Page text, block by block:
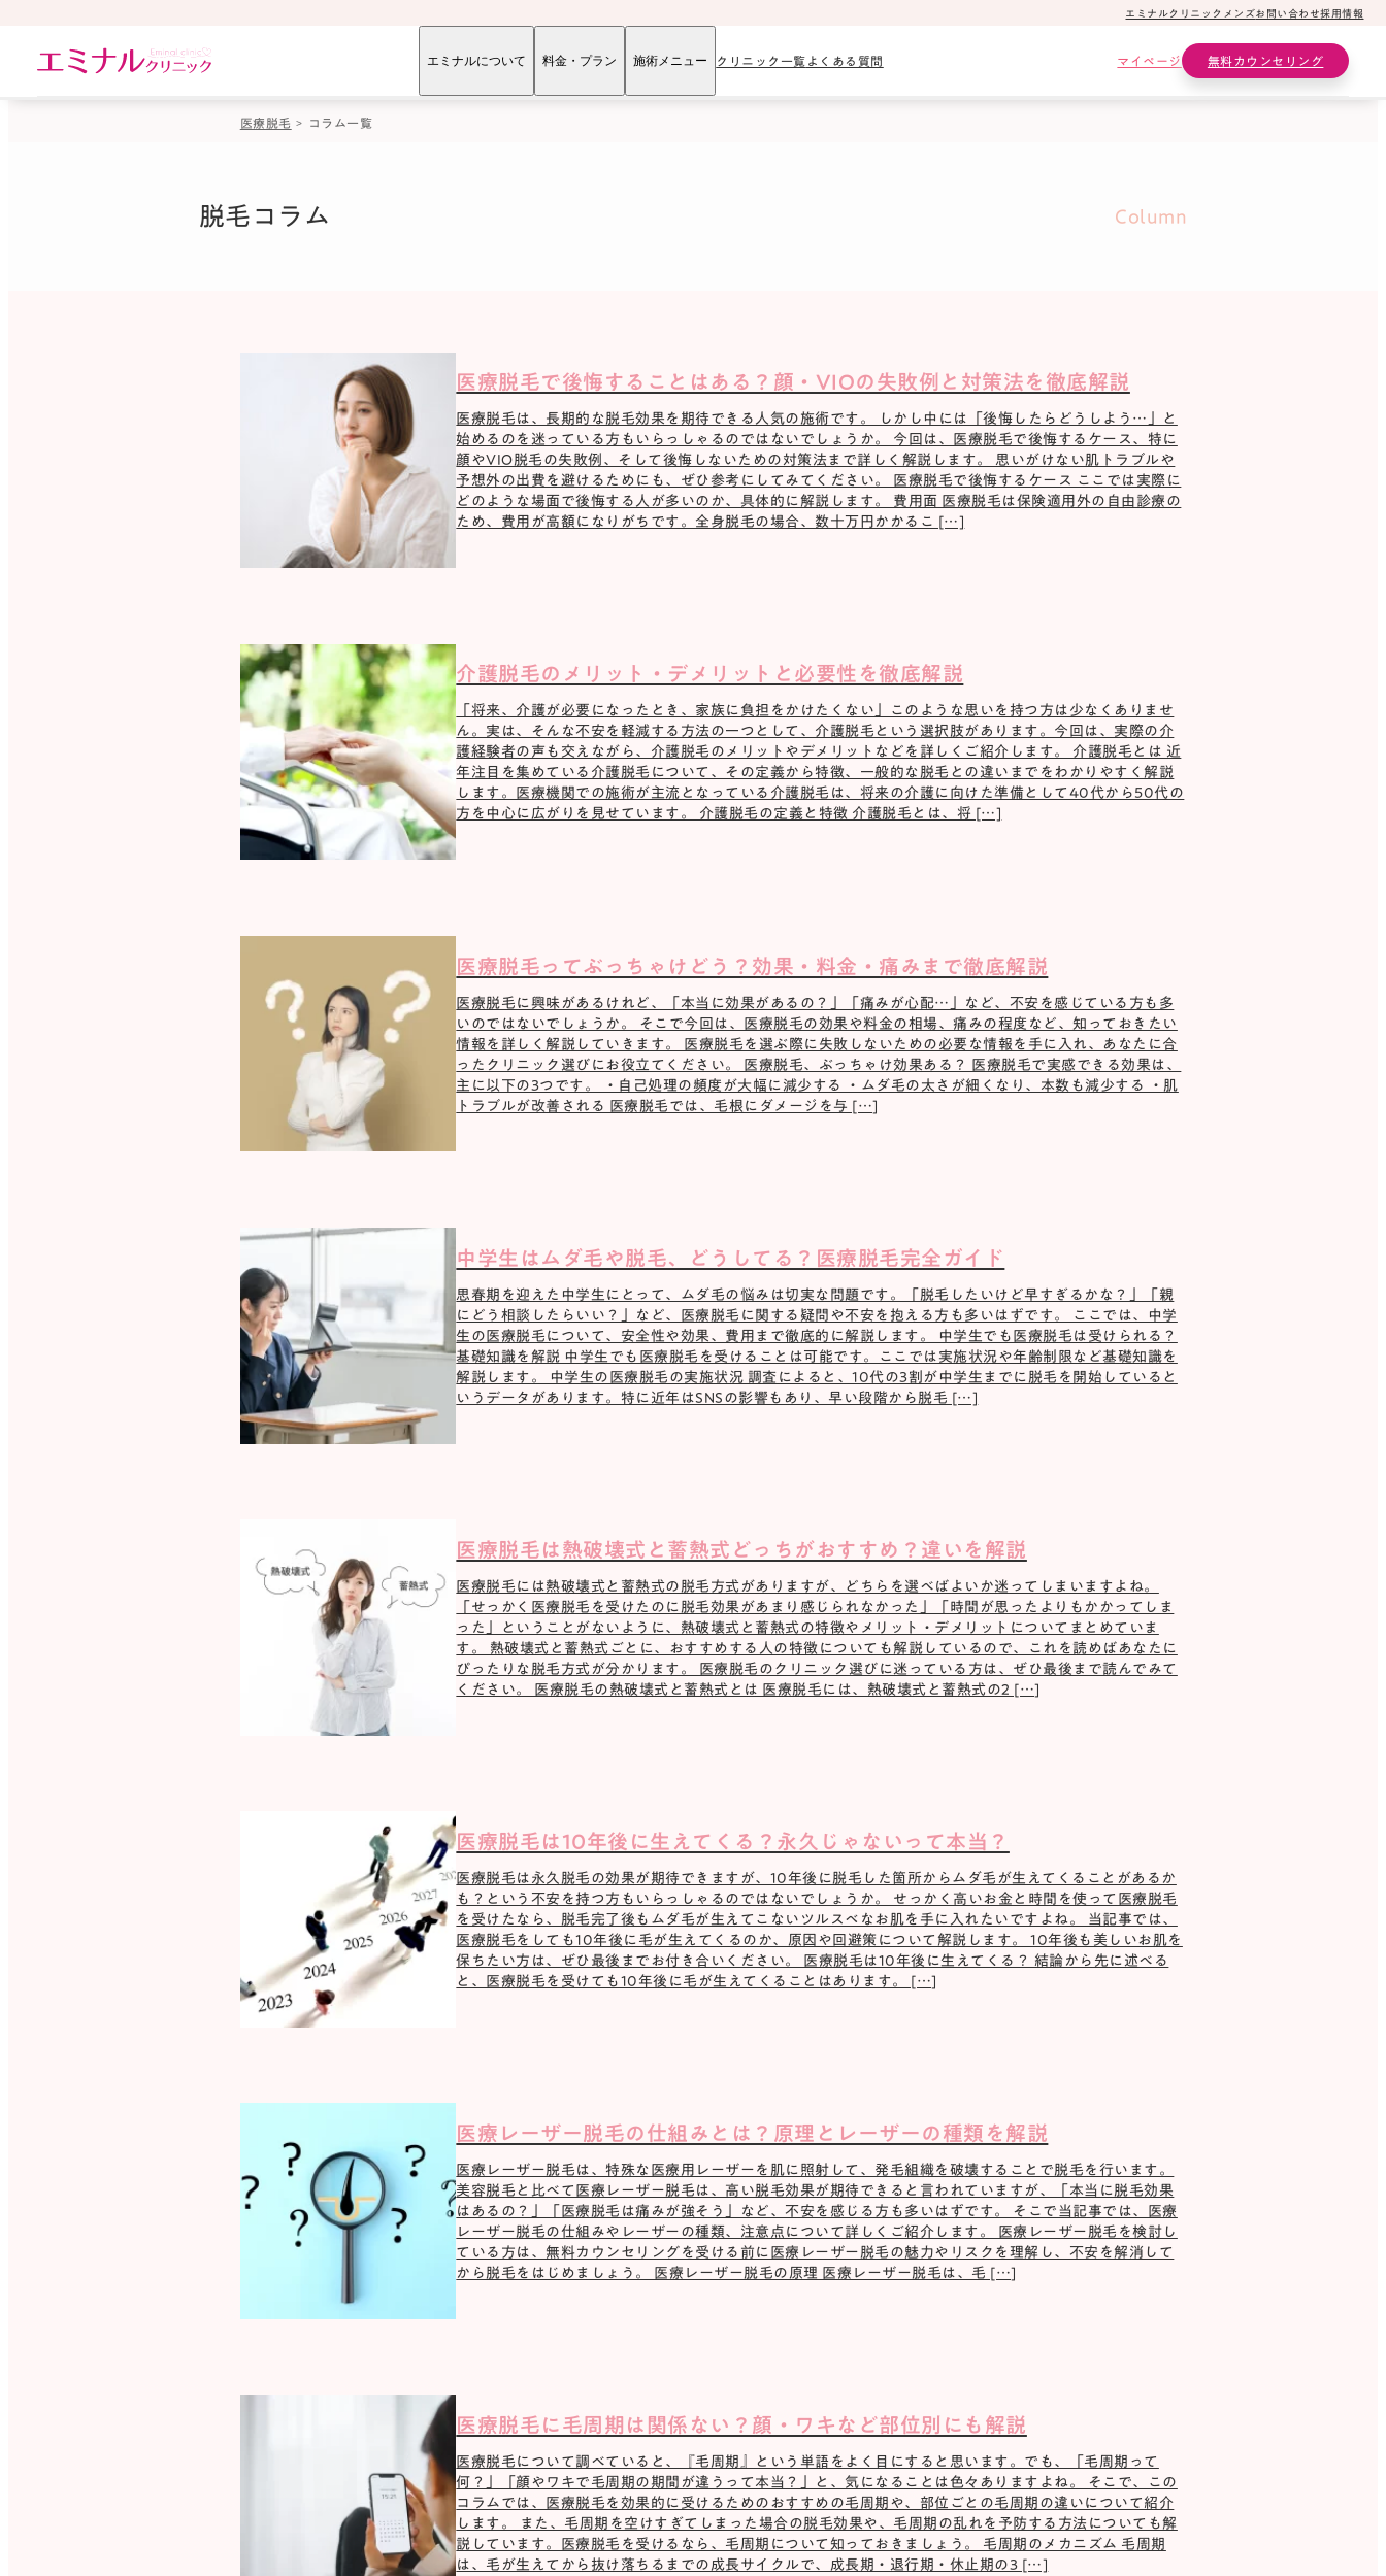
エミナルクリニックメンズお問い合わせ採用情報
エミナルについて 料金・プラン 施術メニュー クリニック一覧 よくある質問 マイページ 無料カウンセリング
はじめての方へ
料金学生プラン
いびき治療 医療ダイエット
医療脱毛 コラム一覧
脱毛コラム Column
医療脱毛で後悔することはある？顔・VIOの失敗例と対策法を徹底解説
医療脱毛は、長期的な脱毛効果を期待できる人気の施術です。 しかし中には「後悔したらどうしよう…」と
始めるのを迷っている方もいらっしゃるのではないでしょうか。 今回は、医療脱毛で後悔するケース、特に
顔やVIO脱毛の失敗例、そして後悔しないための対策法まで詳しく解説します。 思いがけない肌トラブルや
予想外の出費を避けるためにも、ぜひ参考にしてみてください。 医療脱毛で後悔するケース ここでは実際に
どのような場面で後悔する人が多いのか、具体的に解説します。 費用面 医療脱毛は保険適用外の自由診療の
ため、費用が高額になりがちです。全身脱毛の場合、数十万円かかるこ […]
介護脱毛のメリット・デメリットと必要性を徹底解説
「将来、介護が必要になったとき、家族に負担をかけたくない」このような思いを持つ方は少なくありませ
ん。実は、そんな不安を軽減する方法の一つとして、介護脱毛という選択肢があります。今回は、実際の介
護経験者の声も交えながら、介護脱毛のメリットやデメリットなどを詳しくご紹介します。 介護脱毛とは 近
年注目を集めている介護脱毛について、その定義から特徴、一般的な脱毛との違いまでをわかりやすく解説
します。医療機関での施術が主流となっている介護脱毛は、将来の介護に向けた準備として40代から50代の
方を中心に広がりを見せています。 介護脱毛の定義と特徴 介護脱毛とは、将 […]
医療脱毛ってぶっちゃけどう？効果・料金・痛みまで徹底解説
医療脱毛に興味があるけれど、「本当に効果があるの？」「痛みが心配…」など、不安を感じている方も多
いのではないでしょうか。 そこで今回は、医療脱毛の効果や料金の相場、痛みの程度など、知っておきたい
情報を詳しく解説していきます。 医療脱毛を選ぶ際に失敗しないための必要な情報を手に入れ、あなたに合
ったクリニック選びにお役立てください。 医療脱毛、ぶっちゃけ効果ある？ 医療脱毛で実感できる効果は、
主に以下の3つです。 ・自己処理の頻度が大幅に減少する ・ムダ毛の太さが細くなり、本数も減少する ・肌
トラブルが改善される 医療脱毛では、毛根にダメージを与 […]
中学生はムダ毛や脱毛、どうしてる？医療脱毛完全ガイド
思春期を迎えた中学生にとって、ムダ毛の悩みは切実な問題です。「脱毛したいけど早すぎるかな？」「親
にどう相談したらいい？」など、医療脱毛に関する疑問や不安を抱える方も多いはずです。 ここでは、中学
生の医療脱毛について、安全性や効果、費用まで徹底的に解説します。 中学生でも医療脱毛は受けられる？
基礎知識を解説 中学生でも医療脱毛を受けることは可能です。ここでは実施状況や年齢制限など基礎知識を
解説します。 中学生の医療脱毛の実施状況 調査によると、10代の3割が中学生までに脱毛を開始していると
いうデータがあります。特に近年はSNSの影響もあり、早い段階から脱毛 […]
医療脱毛は熱破壊式と蓄熱式どっちがおすすめ？違いを解説
医療脱毛には熱破壊式と蓄熱式の脱毛方式がありますが、どちらを選べばよいか迷ってしまいますよね。
「せっかく医療脱毛を受けたのに脱毛効果があまり感じられなかった」「時間が思ったよりもかかってしま
った」ということがないように、熱破壊式と蓄熱式の特徴やメリット・デメリットについてまとめていま
す。 熱破壊式と蓄熱式ごとに、おすすめする人の特徴についても解説しているので、これを読めばあなたに
ぴったりな脱毛方式が分かります。 医療脱毛のクリニック選びに迷っている方は、ぜひ最後まで読んでみて
ください。 医療脱毛の熱破壊式と蓄熱式とは 医療脱毛には、熱破壊式と蓄熱式の2 […]
医療脱毛は10年後に生えてくる？永久じゃないって本当？
医療脱毛は永久脱毛の効果が期待できますが、10年後に脱毛した箇所からムダ毛が生えてくることがあるか
も？という不安を持つ方もいらっしゃるのではないでしょうか。 せっかく高いお金と時間を使って医療脱毛
を受けたなら、脱毛完了後もムダ毛が生えてこないツルスベなお肌を手に入れたいですよね。 当記事では、
医療脱毛をしても10年後に毛が生えてくるのか、原因や回避策について解説します。 10年後も美しいお肌を
保ちたい方は、ぜひ最後までお付き合いください。 医療脱毛は10年後に生えてくる？ 結論から先に述べる
と、医療脱毛を受けても10年後に毛が生えてくることはあります。 […]
医療レーザー脱毛の仕組みとは？原理とレーザーの種類を解説
医療レーザー脱毛は、特殊な医療用レーザーを肌に照射して、発毛組織を破壊することで脱毛を行います。
美容脱毛と比べて医療レーザー脱毛は、高い脱毛効果が期待できると言われていますが、「本当に脱毛効果
はあるの？」「医療脱毛は痛みが強そう」など、不安を感じる方も多いはずです。 そこで当記事では、医療
レーザー脱毛の仕組みやレーザーの種類、注意点について詳しくご紹介します。 医療レーザー脱毛を検討し
ている方は、無料カウンセリングを受ける前に医療レーザー脱毛の魅力やリスクを理解し、不安を解消して
から脱毛をはじめましょう。 医療レーザー脱毛の原理 医療レーザー脱毛は、毛 […]
医療脱毛に毛周期は関係ない？顔・ワキなど部位別にも解説
医療脱毛について調べていると、『毛周期』という単語をよく目にすると思います。でも、「毛周期って
何？」「顔やワキで毛周期の期間が違うって本当？」と、気になることは色々ありますよね。 そこで、この
コラムでは、医療脱毛を効果的に受けるためのおすすめの毛周期や、部位ごとの毛周期の違いについて紹介
します。 また、毛周期を空けすぎてしまった場合の脱毛効果や、毛周期の乱れを予防する方法についても解
説しています。医療脱毛を受けるなら、毛周期について知っておきましょう。 毛周期のメカニズム 毛周期
は、毛が生えてから抜け落ちるまでの成長サイクルで、成長期・退行期・休止期の3 […]